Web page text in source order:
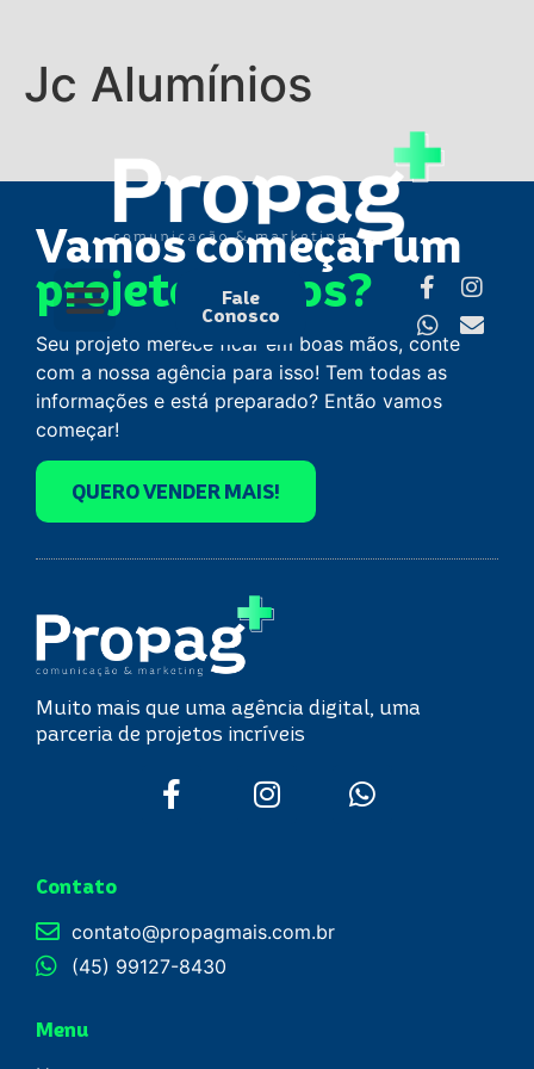
Fale
Conosco
Jc Alumínios
Vamos começar um
projeto juntos?
Seu projeto merece ficar em boas mãos, conte
com a nossa agência para isso! Tem todas as
informações e está preparado? Então vamos
começar!
QUERO VENDER MAIS!
Muito mais que uma agência digital, uma
parceria de projetos incríveis
Contato
contato@propagmais.com.br
(45) 99127-8430
Menu